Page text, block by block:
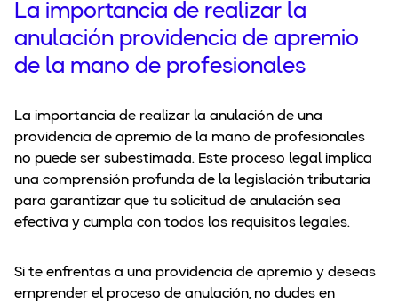
La importancia de realizar la
anulación providencia de apremio
de la mano de profesionales
La importancia de realizar la anulación de una
providencia de apremio de la mano de profesionales
no puede ser subestimada. Este proceso legal implica
una comprensión profunda de la legislación tributaria
para garantizar que tu solicitud de anulación sea
efectiva y cumpla con todos los requisitos legales.
Si te enfrentas a una providencia de apremio y deseas
emprender el proceso de anulación, no dudes en